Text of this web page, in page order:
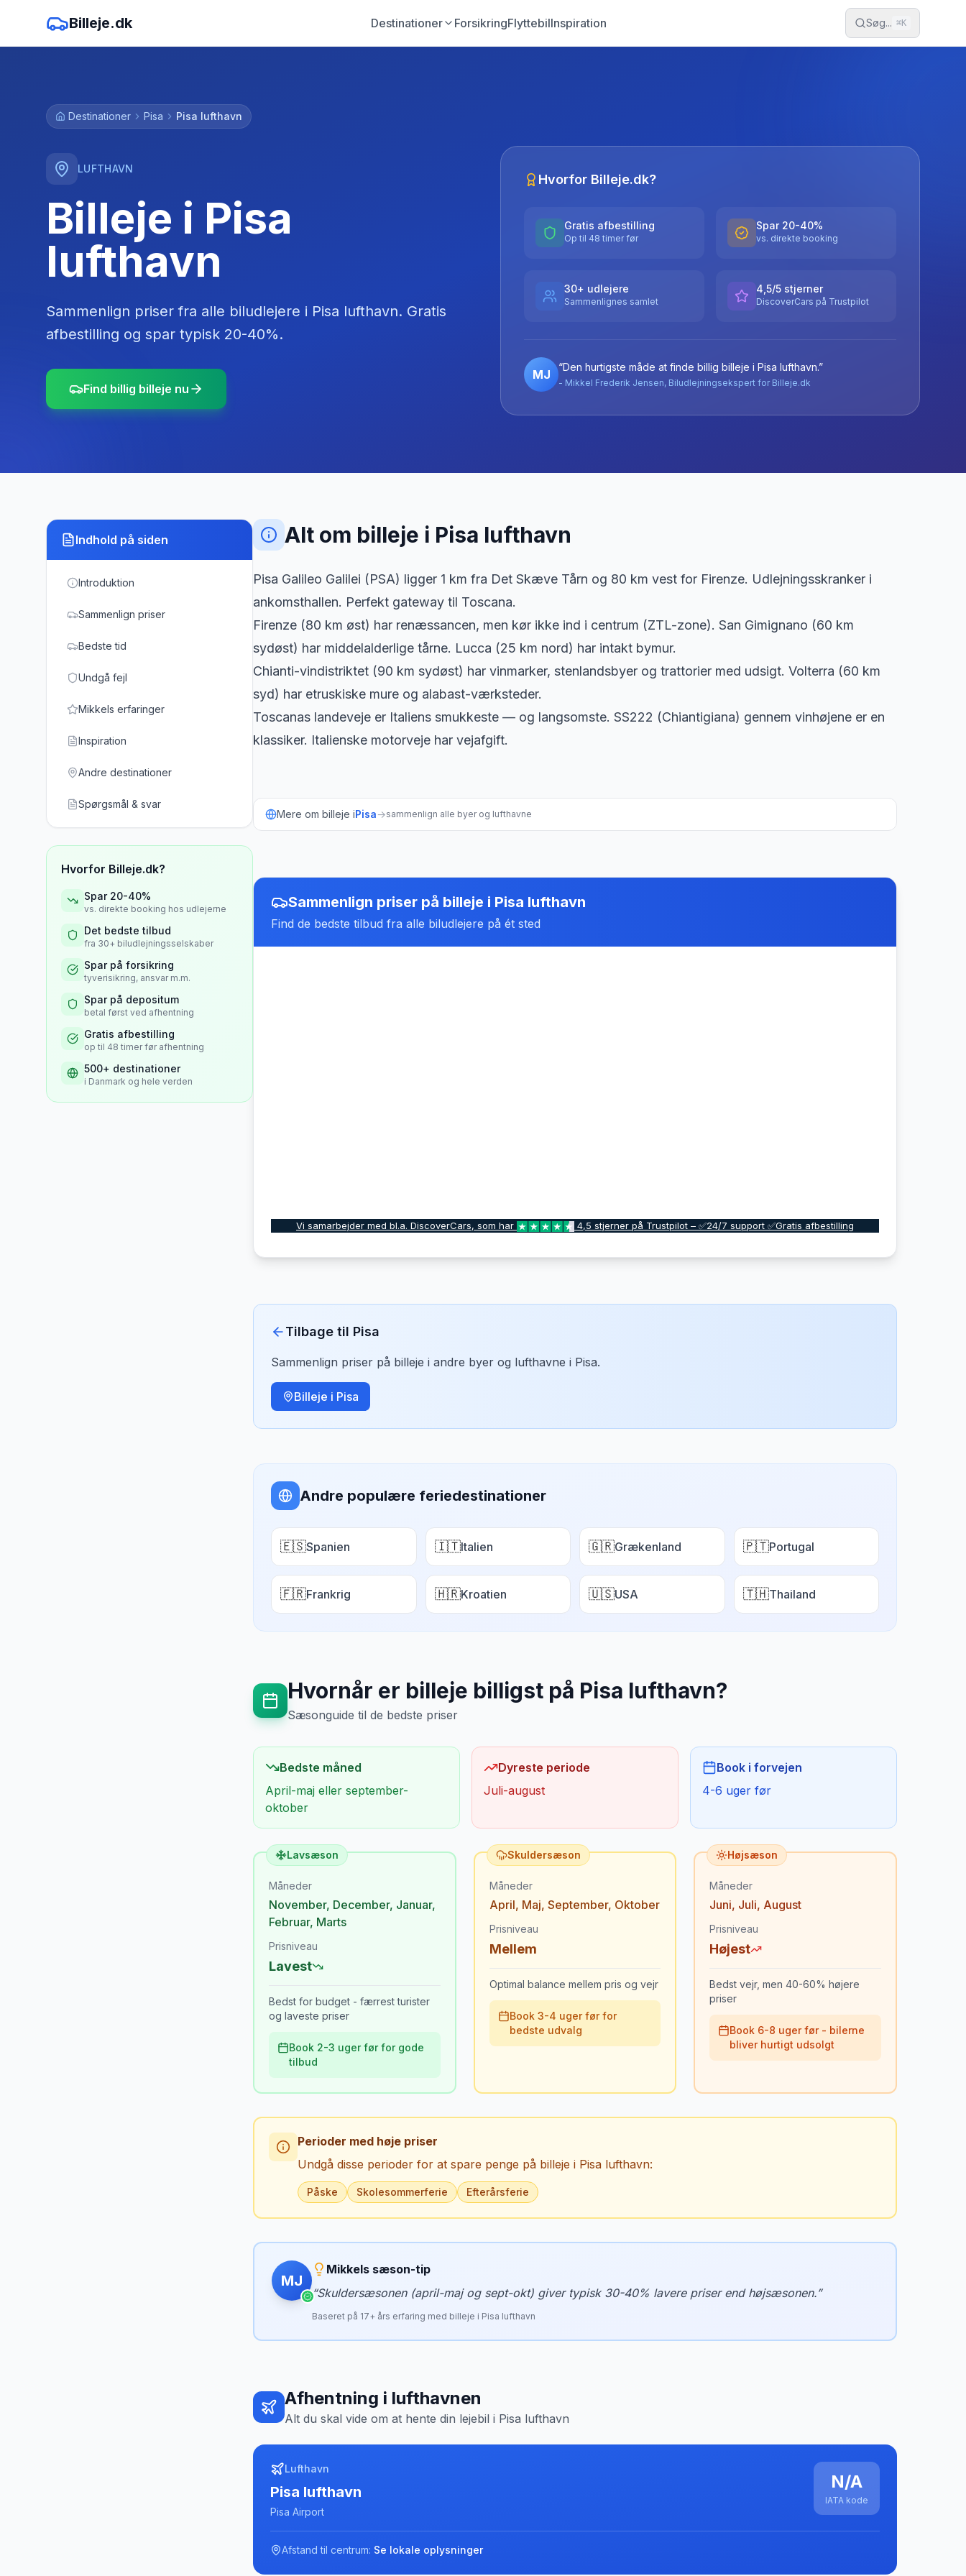
Billeje.dk Destinationer ForsikringFlyttebilInspiration Søg... ⌘K
Destinationer Pisa Pisa lufthavn
LUFTHAVN
Billeje i Pisa
lufthavn
Sammenlign priser fra alle biludlejere i Pisa lufthavn. Gratis
afbestilling og spar typisk 20-40%.
Find billig billeje nu
Hvorfor Billeje.dk?
Gratis afbestilling
Op til 48 timer før
Spar 20-40%
vs. direkte booking
30+ udlejere
Sammenlignes samlet
4,5/5 stjerner
DiscoverCars på Trustpilot
MJ
“Den hurtigste måde at finde billig billeje i Pisa lufthavn.”
- Mikkel Frederik Jensen, Biludlejningsekspert for Billeje.dk
Indhold på siden
Introduktion
Sammenlign priser
Bedste tid
Undgå fejl
Mikkels erfaringer
Inspiration
Andre destinationer
Spørgsmål & svar
Hvorfor Billeje.dk?
Spar 20-40%
vs. direkte booking hos udlejerne
Det bedste tilbud
fra 30+ biludlejningsselskaber
Spar på forsikring
tyverisikring, ansvar m.m.
Spar på depositum
betal først ved afhentning
Gratis afbestilling
op til 48 timer før afhentning
500+ destinationer
i Danmark og hele verden
Alt om billeje i Pisa lufthavn
Pisa Galileo Galilei (PSA) ligger 1 km fra Det Skæve Tårn og 80 km vest for Firenze. Udlejningsskranker i
ankomsthallen. Perfekt gateway til Toscana.
Firenze (80 km øst) har renæssancen, men kør ikke ind i centrum (ZTL-zone). San Gimignano (60 km
sydøst) har middelalderlige tårne. Lucca (25 km nord) har intakt bymur.
Chianti-vindistriktet (90 km sydøst) har vinmarker, stenlandsbyer og trattorier med udsigt. Volterra (60 km
syd) har etruskiske mure og alabast-værksteder.
Toscanas landeveje er Italiens smukkeste — og langsomste. SS222 (Chiantigiana) gennem vinhøjene er en
klassiker. Italienske motorveje har vejafgift.
Mere om billeje iPisa→sammenlign alle byer og lufthavne
Sammenlign priser på billeje i Pisa lufthavn
Find de bedste tilbud fra alle biludlejere på ét sted
Vi samarbejder med bl.a. DiscoverCars, som har 4,5 stjerner på Trustpilot – ✅24/7 support ✅Gratis afbestilling
Tilbage til Pisa
Sammenlign priser på billeje i andre byer og lufthavne i Pisa.
Billeje i Pisa
Andre populære feriedestinationer
🇪🇸Spanien 🇮🇹Italien 🇬🇷Grækenland 🇵🇹Portugal
🇫🇷Frankrig 🇭🇷Kroatien 🇺🇸USA 🇹🇭Thailand
Hvornår er billeje billigst på Pisa lufthavn?
Sæsonguide til de bedste priser
Bedste måned
April-maj eller september-
oktober
Dyreste periode
Juli-august
Book i forvejen
4-6 uger før
Lavsæson
Måneder
November, December, Januar,
Februar, Marts
Prisniveau
Lavest
Bedst for budget - færrest turister
og laveste priser
Book 2-3 uger før for gode
tilbud
Skuldersæson
Måneder
April, Maj, September, Oktober
Prisniveau
Mellem
Optimal balance mellem pris og vejr
Book 3-4 uger før for
bedste udvalg
Højsæson
Måneder
Juni, Juli, August
Prisniveau
Højest
Bedst vejr, men 40-60% højere
priser
Book 6-8 uger før - bilerne
bliver hurtigt udsolgt
Perioder med høje priser
Undgå disse perioder for at spare penge på billeje i Pisa lufthavn:
Påske Skolesommerferie Efterårsferie
MJ
Mikkels sæson-tip
“Skuldersæsonen (april-maj og sept-okt) giver typisk 30-40% lavere priser end højsæsonen.”
Baseret på 17+ års erfaring med billeje i Pisa lufthavn
Afhentning i lufthavnen
Alt du skal vide om at hente din lejebil i Pisa lufthavn
Lufthavn
Pisa lufthavn
Pisa Airport
N/A
IATA kode
Afstand til centrum: Se lokale oplysninger